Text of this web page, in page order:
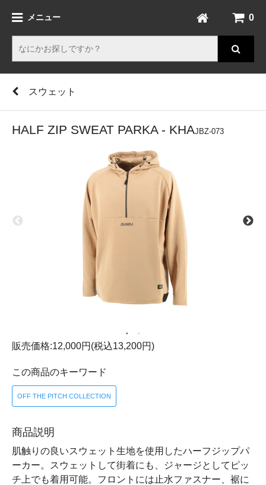
メニュー 0
スウェット
HALF ZIP SWEAT PARKA - KHAJBZ-073
販売価格:12,000円(税込13,200円)
この商品のキーワード
OFF THE PITCH COLLECTION
商品説明
肌触りの良いスウェット生地を使用したハーフジップパ
ーカー。スウェットして街着にも、ジャージとしてピッ
チ上でも着用可能。フロントには止水ファスナー、裾に